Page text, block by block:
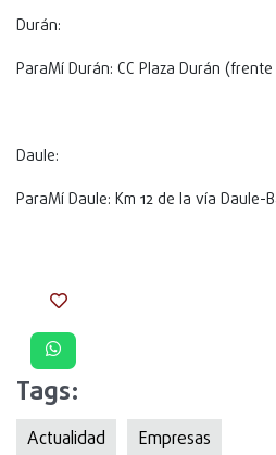
Durán:
ParaMí Durán: CC Plaza Durán
Daule:
ParaMí Daule: Km 12 de la vía Daule-
Tags:
Actualidad Empresas